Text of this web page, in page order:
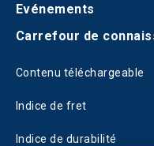
Evénements
Carrefour de
Contenu téléchargeable
Indice de fret
Indice de durabilité